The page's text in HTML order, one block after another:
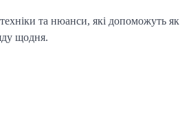
та нюанси, які допоможуть як
щодня.